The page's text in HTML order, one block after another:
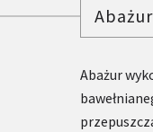
Abażur